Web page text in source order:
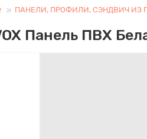
ПАНЕЛИ, ПРОФИЛИ, СЭНДВИЧ ИЗ
Панель ПВХ